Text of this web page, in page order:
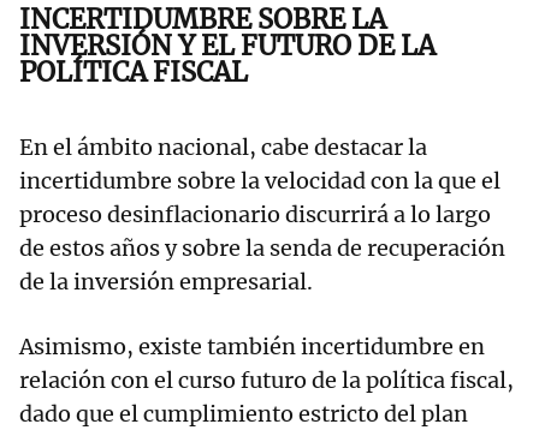
INCERTIDUMBRE SOBRE LA
INVERSIÓN Y EL FUTURO DE LA
POLÍTICA FISCAL
En el ámbito nacional, cabe destacar la
incertidumbre sobre la velocidad con la que el
proceso desinflacionario discurrirá a lo largo
de estos años y sobre la senda de recuperación
de la inversión empresarial.
Asimismo, existe también incertidumbre en
relación con el curso futuro de la política fiscal,
dado que el cumplimiento estricto del plan